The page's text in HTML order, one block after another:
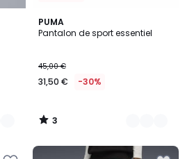
PUMA
Pantalon de sport essentiel
45,00 €
31,50 € -30%
3
/
4
Couleurs
3
/